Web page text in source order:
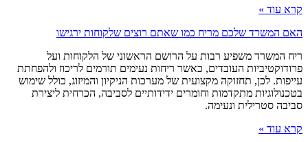
קרא עוד »
האם המשרד שלכם מריח כמו שאתם רוצים שלקוחות ירגישו
ריח המשרד משפיע רבות על הרושם הראשוני של הלקוחות ועל
פרודוקטיביות העובדים, כאשר ריחות נעימים תורמים לריכוז ולהפחתת
עייפות. לכן, תחזוקה מקצועית של מערכות הניקיון והמיזוג, כולל שימוש
בטכנולוגיות מתקדמות וחומרים ידידותיים לסביבה, הכרחית ליצירת
סביבה סטרילית ונעימה.
קרא עוד »